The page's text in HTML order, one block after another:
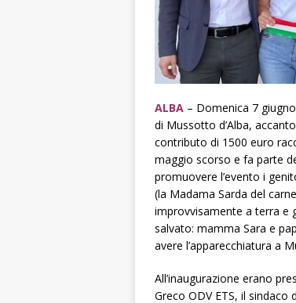
ALBA – Domenica 7
di Mussotto d’Alba,
contributo di 1500 euro
maggio scorso e fa parte
promuovere l’evento i
(la Madama Sarda del
improvvisamente a terra e
salvato: mamma Sara e
avere l’apparecchiatura a
All’inaugurazione erano
Greco ODV ETS, il sindaco